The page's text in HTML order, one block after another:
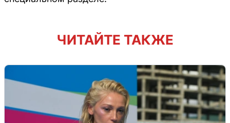
ЧИТАЙТЕ ТАКЖЕ